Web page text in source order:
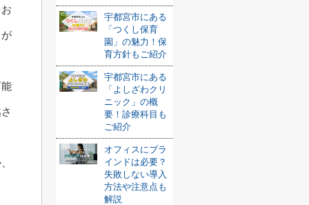
宇都宮市にある
「つくし保育
園」の魅力！保
育方針もご紹介
宇都宮市にある
「よしざわクリ
ニック」の概
要！診療科目も
ご紹介
オフィスにブラ
インドは必要？
失敗しない導入
方法や注意点も
解説